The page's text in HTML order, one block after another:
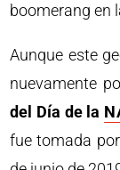
boomerang en
Aunque este
nuevamente
del Día de la
fue tomada por